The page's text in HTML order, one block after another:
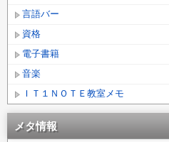
言語バー
資格
電子書籍
音楽
ＩＴ１ＮＯＴＥ教室メモ
メタ情報